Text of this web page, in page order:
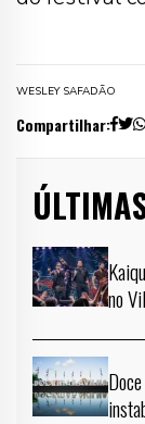
WESLEY SAFADÃO
Compartilhar:
no